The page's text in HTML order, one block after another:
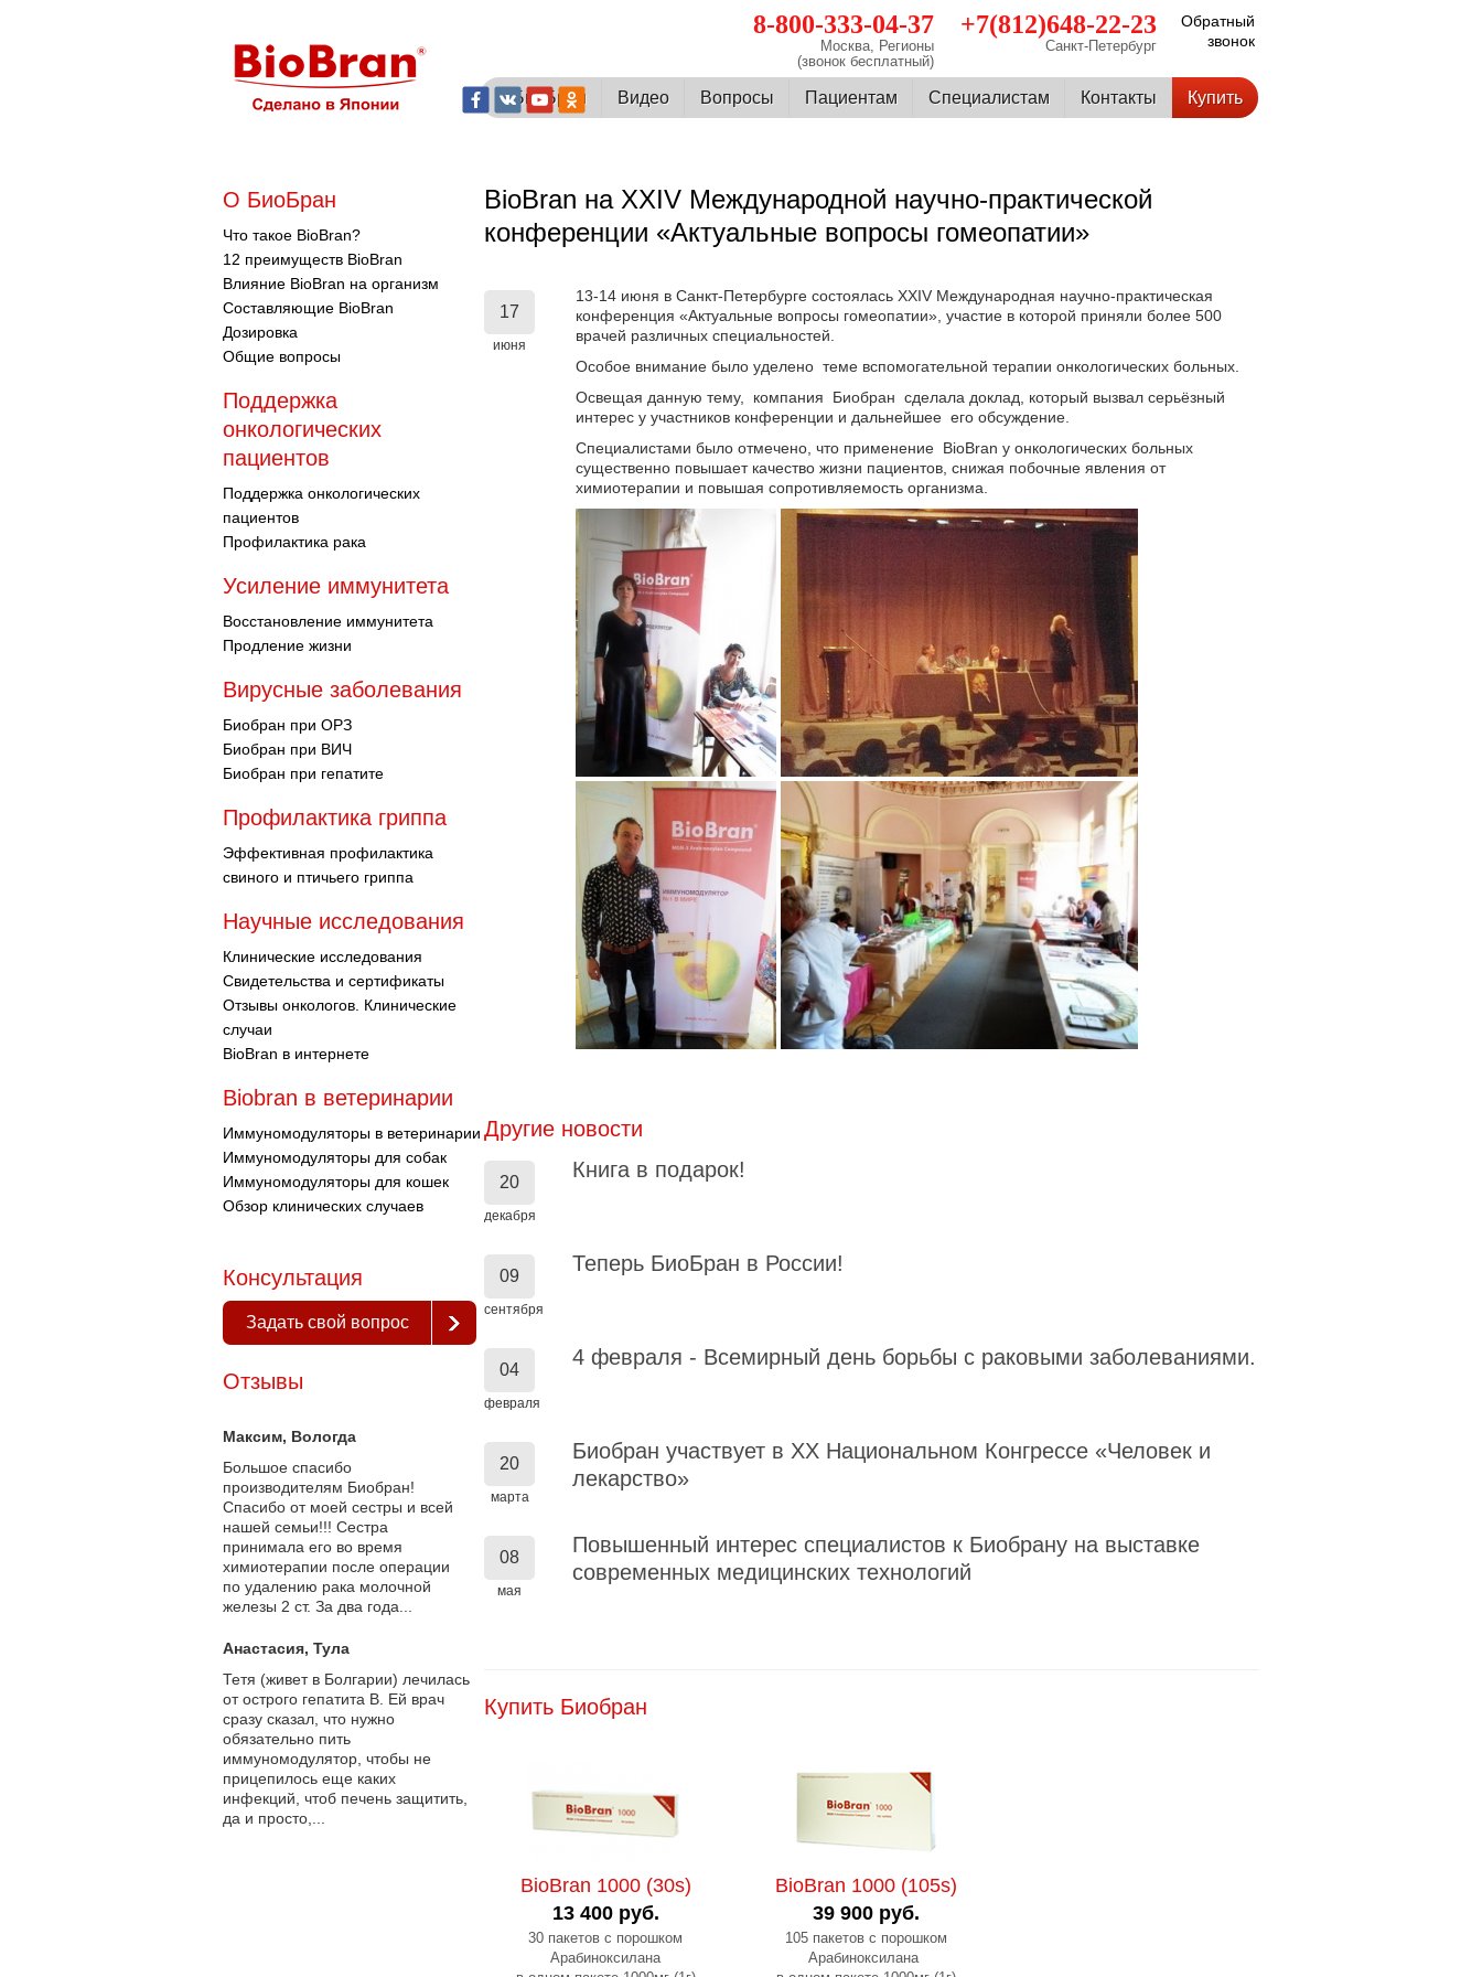
Обратный
звонок
+7(812)648-22-23
Санкт-Петербург
8-800-333-04-37
Москва, Регионы
(звонок бесплатный)
О БиоБран Видео Вопросы Пациентам Cпециалистам Контакты Купить
BioBran на XXIV Международной научно-практической
конференции «Актуальные вопросы гомеопатии»
17
июня
13-14 июня в Санкт-Петербурге состоялась XXIV Международная научно-практическая
конференция «Актуальные вопросы гомеопатии», участие в которой приняли более 500
врачей различных специальностей.
Особое внимание было уделено теме вспомогательной терапии онкологических больных.
Освещая данную тему, компания Биобран сделала доклад, который вызвал серьёзный
интерес у участников конференции и дальнейшее его обсуждение.
Специалистами было отмечено, что применение BioBran у онкологических больных
существенно повышает качество жизни пациентов, снижая побочные явления от
химиотерапии и повышая сопротивляемость организма.
Другие новости
20
декабря
Книга в подарок!
09
сентября
Теперь БиоБран в России!
04
февраля
4 февраля - Всемирный день борьбы с раковыми заболеваниями.
20
марта
Биобран участвует в XX Национальном Конгрессе «Человек и
лекарство»
08
мая
Повышенный интерес специалистов к Биобрану на выставке
современных медицинских технологий
Купить Биобран
BioBran 1000 (30s)
13 400 руб.
30 пакетов с порошком
Арабиноксилана
BioBran 1000 (105s)
39 900 руб.
105 пакетов с порошком
Арабиноксилана
О БиоБран
Что такое BioBran?
12 преимуществ BioBran
Влияние BioBran на организм
Составляющие BioBran
Дозировка
Общие вопросы
Поддержка
онкологических
пациентов
Поддержка онкологических
пациентов
Профилактика рака
Усиление иммунитета
Восстановление иммунитета
Продление жизни
Вирусные заболевания
Биобран при ОРЗ
Биобран при ВИЧ
Биобран при гепатите
Профилактика гриппа
Эффективная профилактика
свиного и птичьего гриппа
Научные исследования
Клинические исследования
Свидетельства и сертификаты
Отзывы онкологов. Клинические
случаи
BioBran в интернете
Biobran в ветеринарии
Иммуномодуляторы в ветеринарии
Иммуномодуляторы для собак
Иммуномодуляторы для кошек
Обзор клинических случаев
Консультация
Задать свой вопрос
Отзывы
Максим, Вологда
Большое спасибо
производителям Биобран!
Спасибо от моей сестры и всей
нашей семьи!!! Сестра
принимала его во время
химиотерапии после операции
по удалению рака молочной
железы 2 ст. За два года...
Анастасия, Тула
Тетя (живет в Болгарии) лечилась
от острого гепатита В. Ей врач
сразу сказал, что нужно
обязательно пить
иммуномодулятор, чтобы не
прицепилось еще каких
инфекций, чтоб печень защитить,
да и просто,...